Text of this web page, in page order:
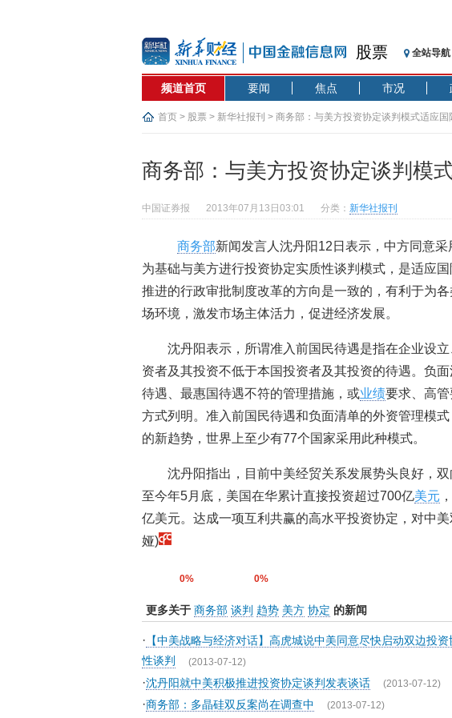
股票 全站导航
频道首页 要闻 焦点 市况
首页 > 股票 > 新华社报刊 > 商务部：与美方投资协定谈判模式适应国
商务部：与美方投资协定谈判模
中国证券报 2013年07月13日03:01 分类： 新华社报刊
商务部新闻发言人沈丹阳12日表示，中方同意
为基础与美方进行投资协定实质性谈判模式，是适应
推进的行政审批制度改革的方向是一致的，有利于为
场环境，激发市场主体活力，促进经济发展。
沈丹阳表示，所谓准入前国民待遇是指在企业设
资者及其投资不低于本国投资者及其投资的待遇。负
待遇、最惠国待遇不符的管理措施，或业绩要求、高
方式列明。准入前国民待遇和负面清单的外资管理模
的新趋势，世界上至少有77个国家采用此种模式。
沈丹阳指出，目前中美经贸关系发展势头良好，
至今年5月底，美国在华累计直接投资超过700亿美元
亿美元。达成一项互利共赢的高水平投资协定，对中
娅)
0% 0%
更多关于 商务部 谈判 趋势 美方 协定 的新闻
· 【中美战略与经济对话】高虎城说中美同意尽快启动双边投
性谈判 (2013-07-12)
·沈丹阳就中美积极推进投资协定谈判发表谈话 (2013-07-12)
·商务部：多晶硅双反案尚在调查中 (2013-07-12)